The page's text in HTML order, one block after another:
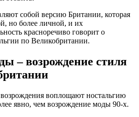
собой версию Британии, которая
но более личной, и их
красноречиво говорит о
по Великобритании.
– возрождение стиля
воплощают ностальгию
явно, чем возрождение моды 90-х.